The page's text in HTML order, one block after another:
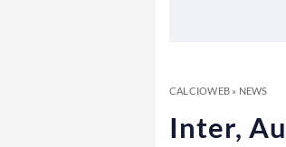
CALCIOWEB» NEWS
Inter,